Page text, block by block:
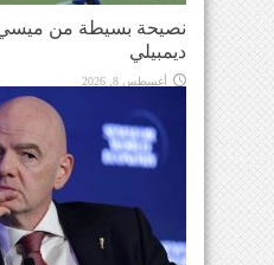
نصيحة بسيطة من
ديمبيلي
أغسطس 8, 2026